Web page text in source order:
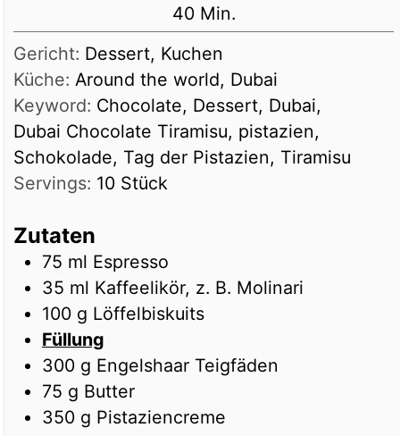
40Minuten
Min.
Gericht: Dessert, Kuchen
Küche: Around the world, Dubai
Keyword: Chocolate, Dessert, Dubai,
Dubai Chocolate Tiramisu, pistazien,
Schokolade, Tag der Pistazien, Tiramisu
Servings: 10 Stück
Zutaten
75 ml Espresso
35 ml Kaffeelikör, z. B. Molinari
100 g Löffelbiskuits
Füllung
300 g Engelshaar Teigfäden
75 g Butter
350 g Pistaziencreme